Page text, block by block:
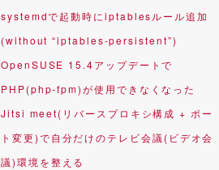
systemdで起動時にiptablesルール追加
(without “iptables-persistent”)
OpenSUSE 15.4アップデートで
PHP(php-fpm)が使用できなくなった
Jitsi meet(リバースプロキシ構成 + ポー
ト変更)で自分だけのテレビ会議(ビデオ会
議)環境を整える